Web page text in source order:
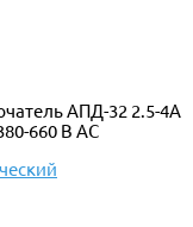
АПД-32 2.5-4А
660 В АС